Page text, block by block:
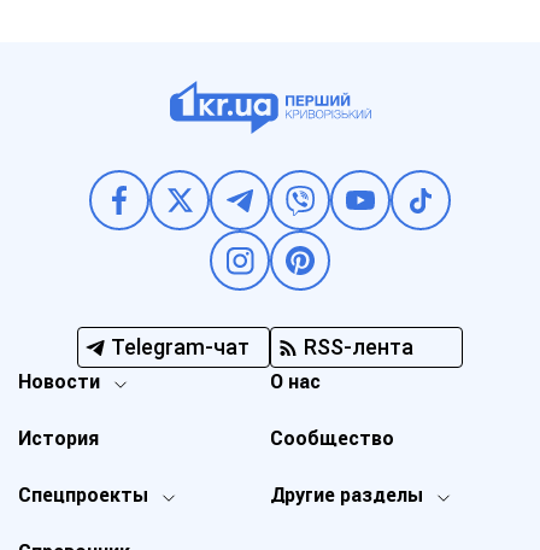
Telegram-чат RSS-лента
Новости
Спецпроекты Другие разделы
История
О нас
Сообщество